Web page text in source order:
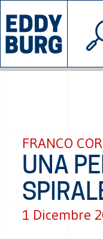
INIZIATIVE
©
FRANCO
UNA
1 Dicembre